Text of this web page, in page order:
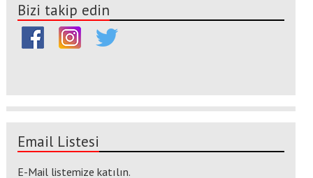
Bizi takip edin
Email Listesi
E-Mail listemize katılın.